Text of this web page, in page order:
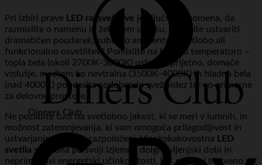
Dinners Club
Pri izbiri prave LED razsvetljave je ključnega pomena, da
razmislite o namenu in željenem učinku. Ali želite ustvariti
dramatičen poudarek, subtilno ambientno svetlobo ali
funkcionalno osvetlitev? Pomislite na barvno temperaturo –
topla bela (okoli 2700K-3000K) ustvarja prijetno, domače
vzdušje, medtem ko nevtralna (3500K-4000K) in hladna bela
(nad 4000K) poudarita sodoben in svež videz ter so primerne
za delovne prostore.
Ne pozabite tudi na svetlobno jakost, ki se meri v lumnih, in
možnost zatemnjevanja, ki vam omogoča prilagodljivost in
ustvarjanje različnih razpoloženj. Visokokakovostna LED
svetila so znana po svoji izjemno dolgi življenjski dobi in
neprimerljivi energetski učinkovitosti, kar pomeni bistveno